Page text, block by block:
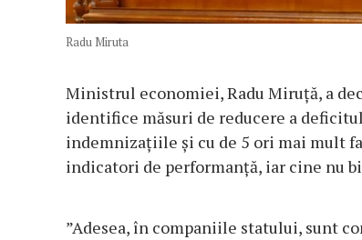
Radu Miruta
Ministrul economiei, Radu Miruţă, a
identifice măsuri de reducere a
indemnizaţiile şi cu de 5 ori mai mult
indicatori de performanţă, iar cine nu
”Adesea, în companiile statului, sunt